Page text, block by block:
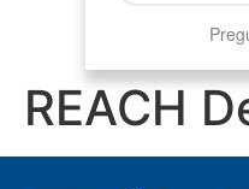
REACH